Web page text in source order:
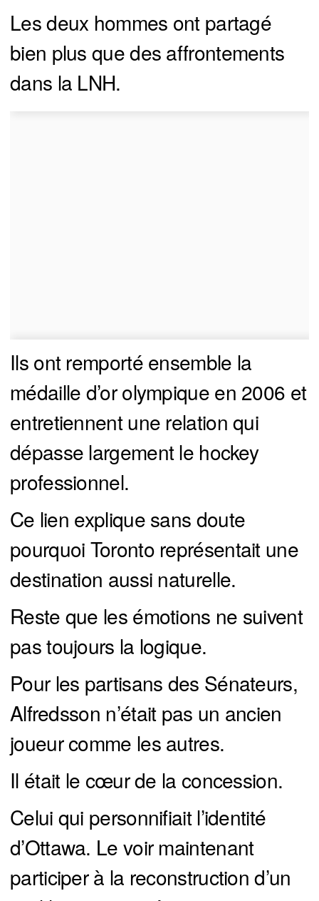
Les deux hommes ont partagé
bien plus que des affrontements
dans la LNH.
Ils ont remporté ensemble la
médaille d’or olympique en 2006 et
entretiennent une relation qui
dépasse largement le hockey
professionnel.
Ce lien explique sans doute
pourquoi Toronto représentait une
destination aussi naturelle.
Reste que les émotions ne suivent
pas toujours la logique.
Pour les partisans des Sénateurs,
Alfredsson n’était pas un ancien
joueur comme les autres.
Il était le cœur de la concession.
Celui qui personnifiait l’identité
d’Ottawa. Le voir maintenant
participer à la reconstruction d’un